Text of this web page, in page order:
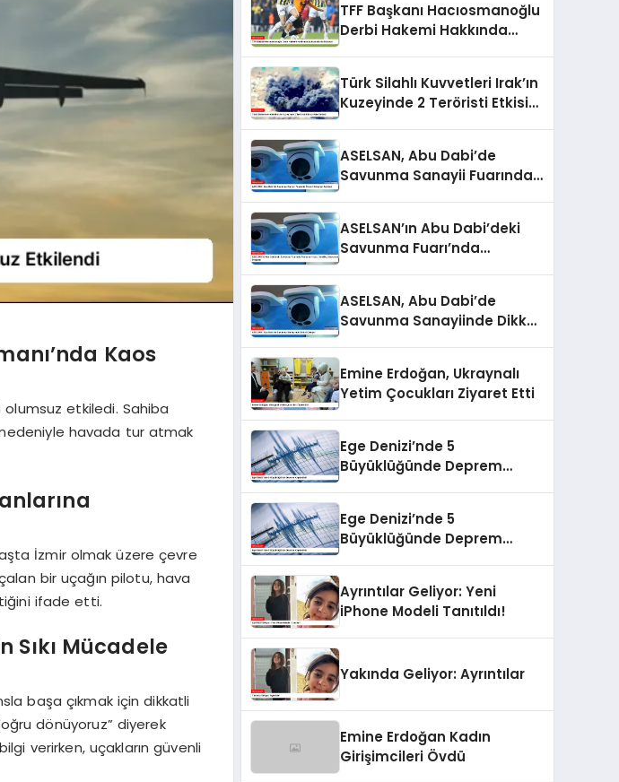
Kaos
etkiledi. Sahiba
havada tur atmak
İzmir olmak üzere çevre
bir uçağın pilotu, hava
ifade etti.
Sıkı Mücadele
başa çıkmak için dikkatli
dönüyoruz” diyerek
verirken, uçakların güvenli
TFF Başkanı Hacıosmanoğlu
Derbi Hakemi Hakkında
Türk Silahlı Kuvvetleri Irak’ın
Kuzeyinde 2 Teröristi Etkisiz
ASELSAN, Abu Dabi’de
Savunma Sanayii Fuarında
ASELSAN’ın Abu Dabi’deki
Savunma Fuarı’nda
ASELSAN, Abu Dabi’de
Savunma Sanayiinde Dikkat
Emine Erdoğan, Ukraynalı
Yetim Çocukları Ziyaret Etti
Ege Denizi’nde 5
Büyüklüğünde Deprem
Ege Denizi’nde 5
Büyüklüğünde Deprem
Ayrıntılar Geliyor: Yeni
iPhone Modeli Tanıtıldı!
Yakında Geliyor: Ayrıntılar
Emine Erdoğan Kadın
Girişimcileri Övdü